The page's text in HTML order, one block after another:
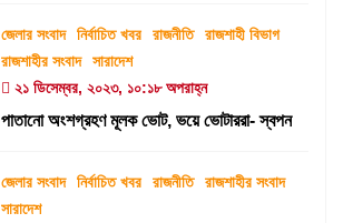
জেলার সংবাদ নির্বাচিত খবর রাজনীতি
রাজশাহী বিভাগ
রাজশাহীর সংবাদ
সারাদেশ
২১ ডিসেম্বর, ২০২৩, ১০:১৮ অপরাহ্ন
পাতানো অংশগ্রহণ মূলক ভোট, ভয়ে ভোটাররা- স্বপন
জেলার সংবাদ নির্বাচিত খবর রাজনীতি
রাজশাহীর সংবাদ
সারাদেশ